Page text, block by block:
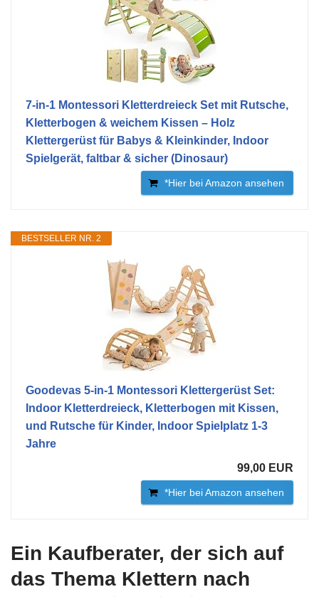
7-in-1 Montessori Kletterdreieck Set mit Rutsche,
Kletterbogen & weichem Kissen – Holz
Klettergerüst für Babys & Kleinkinder, Indoor
Spielgerät, faltbar & sicher (Dinosaur)
*Hier bei Amazon ansehen
BESTSELLER NR. 2
Goodevas 5-in-1 Montessori Klettergerüst Set:
Indoor Kletterdreieck, Kletterbogen mit Kissen,
und Rutsche für Kinder, Indoor Spielplatz 1-3
Jahre
99,00 EUR
*Hier bei Amazon ansehen
Ein Kaufberater, der sich auf
das Thema Klettern nach